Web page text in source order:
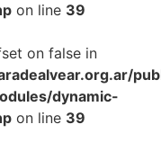
on line 39
on false in
dynamic-
on line 39